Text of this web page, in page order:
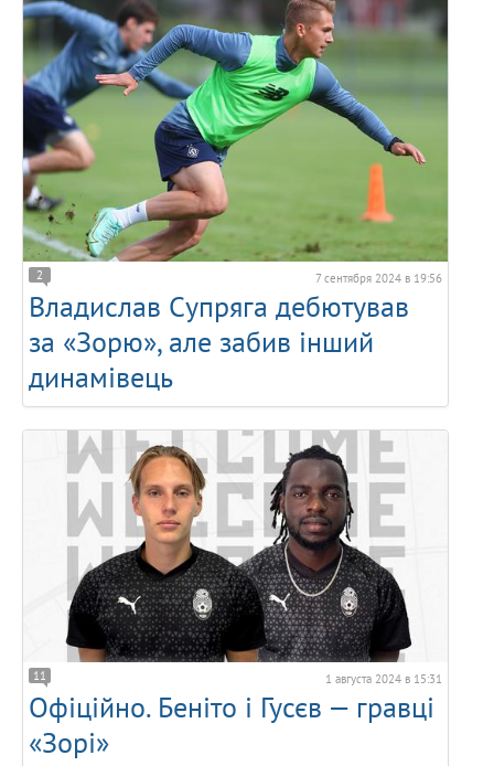
2 7 сентября 2024 в 19:56
Владислав Супряга дебютував
за «Зорю», але забив інший
динамівець
11 1 августа 2024 в 15:31
Офіційно. Беніто і Гусєв — гравці
«Зорі»